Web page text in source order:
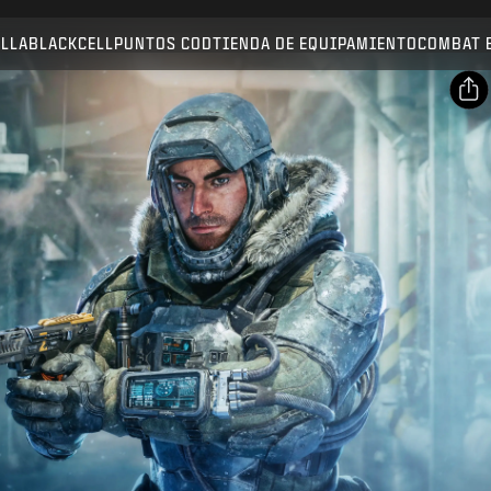
BLACKCELL PUNTOS CODTIENDA DE EQUIPAMIENTO COMBAT
ENVIAR
CONFIRMAR COMPRA
CANCELAR
Activision podría actualizar, reemplazar o quitar este
contenido del juego en cualquier momento.
COMPARTIR
Correo electrónico
Facebook
X
Copiar enlace